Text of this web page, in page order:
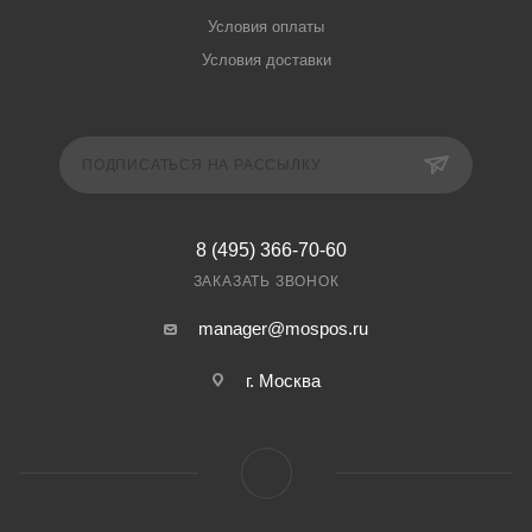
Условия оплаты
Условия доставки
8 (495) 366-70-60
ЗАКАЗАТЬ ЗВОНОК
manager@mospos.ru
г. Москва